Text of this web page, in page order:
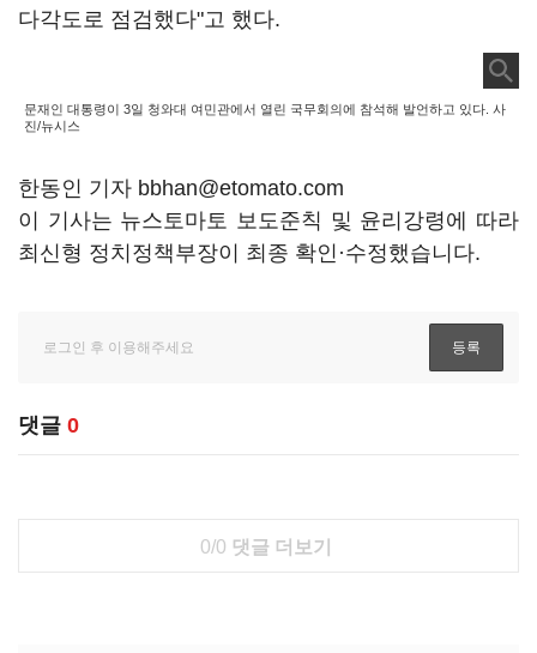
다각도로 점검했다"고 했다.
문재인 대통령이 3일 청와대 여민관에서 열린 국무회의에 참석해 발언하고 있다. 사
진/뉴시스
한동인 기자 bbhan@etomato.com
이 기사는 뉴스토마토 보도준칙 및 윤리강령에 따라
최신형 정치정책부장이 최종 확인·수정했습니다.
댓글 0
0/0 댓글 더보기